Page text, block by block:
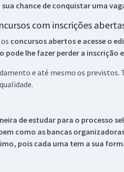
chance de conquistar uma
com inscrições
concursos abertos e acesse o
lhe fazer perder a inscrição
e até mesmo os
de estudar para o processo
como as bancas
pois cada uma tem a sua